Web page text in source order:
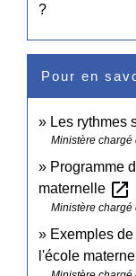
?
Pour en
Les rythmes
Ministère chargé
Programme
maternelle open_in_new
Ministère chargé
Exemples
l'école